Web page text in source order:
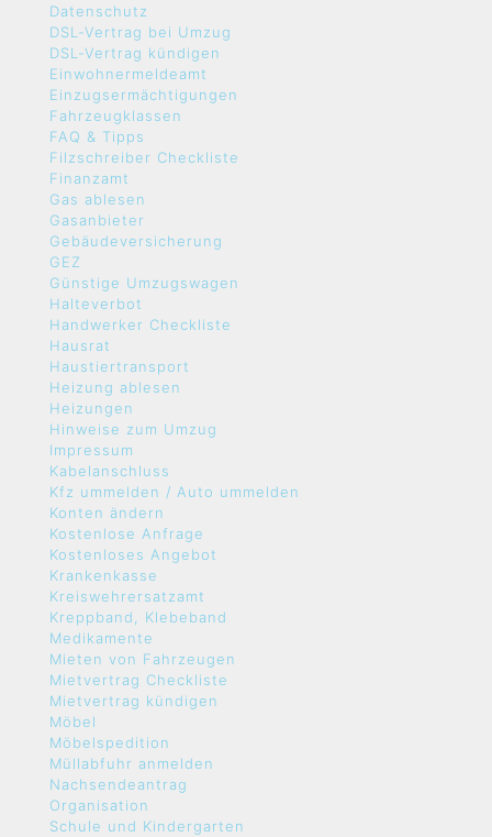
Datenschutz
DSL-Vertrag bei Umzug
DSL-Vertrag kündigen
Einwohnermeldeamt
Einzugsermächtigungen
Fahrzeugklassen
FAQ & Tipps
Filzschreiber Checkliste
Finanzamt
Gas ablesen
Gasanbieter
Gebäudeversicherung
GEZ
Günstige Umzugswagen
Halteverbot
Handwerker Checkliste
Hausrat
Haustiertransport
Heizung ablesen
Heizungen
Hinweise zum Umzug
Impressum
Kabelanschluss
Kfz ummelden / Auto ummelden
Konten ändern
Kostenlose Anfrage
Kostenloses Angebot
Krankenkasse
Kreiswehrersatzamt
Kreppband, Klebeband
Medikamente
Mieten von Fahrzeugen
Mietvertrag Checkliste
Mietvertrag kündigen
Möbel
Möbelspedition
Müllabfuhr anmelden
Nachsendeantrag
Organisation
Schule und Kindergarten